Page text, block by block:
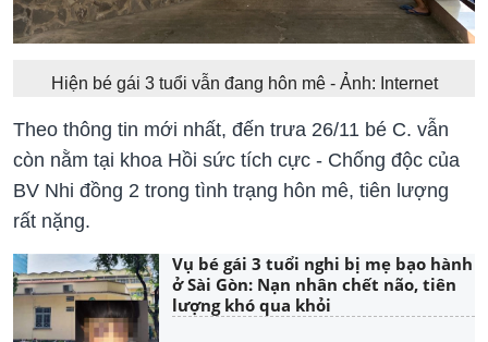
Hiện bé gái 3 tuổi vẫn đang hôn mê - Ảnh: Internet
Theo thông tin mới nhất, đến trưa 26/11 bé C. vẫn
còn nằm tại khoa Hồi sức tích cực - Chống độc của
BV Nhi đồng 2 trong tình trạng hôn mê, tiên lượng
rất nặng.
Vụ bé gái 3 tuổi nghi bị mẹ bạo hành
ở Sài Gòn: Nạn nhân chết não, tiên
lượng khó qua khỏi